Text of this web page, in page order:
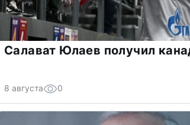
Салават Юлаев получил
8 августа 0